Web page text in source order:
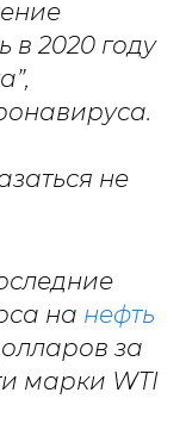
в 2020 году
не
на нефть
за
марки WTI